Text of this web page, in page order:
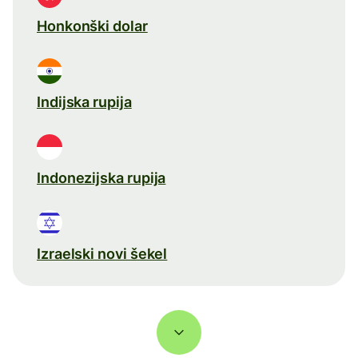
Honkonški dolar
Indijska rupija
Indonezijska rupija
Izraelski novi šekel